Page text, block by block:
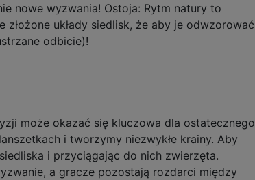
nowe wyzwania! Ostoja: Rytm natury to
układy siedlisk, że aby je odwzorować
odbicie)!
może okazać się kluczowa dla ostatecznego
i tworzymy niezwykłe krainy. Aby
i przyciągając do nich zwierzęta.
a gracze pozostają rozdarci między